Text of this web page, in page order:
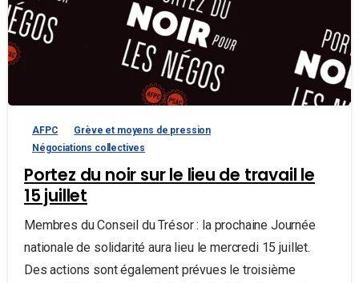
AFPC
Grève et moyens de pression
Négociations collectives
Portez du noir sur le lieu de travail le
15 juillet
Membres du Conseil du Trésor : la prochaine Journée
nationale de solidarité aura lieu le mercredi 15 juillet.
Des actions sont également prévues le troisième